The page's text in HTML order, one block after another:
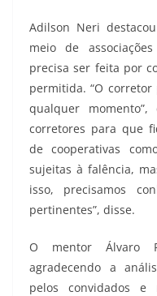
Adilson Neri
meio de
precisa ser feita por
permitida. “O corretor
qualquer
corretores para que
de cooperativas
sujeitas à falência,
isso, precisamos
pertinentes”, disse.
O mentor Álvaro
agradecendo a
pelos convidados e